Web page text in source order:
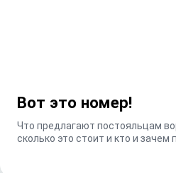
Вот это номер!
Что предлагают постояльцам
сколько это стоит и кто и зачем